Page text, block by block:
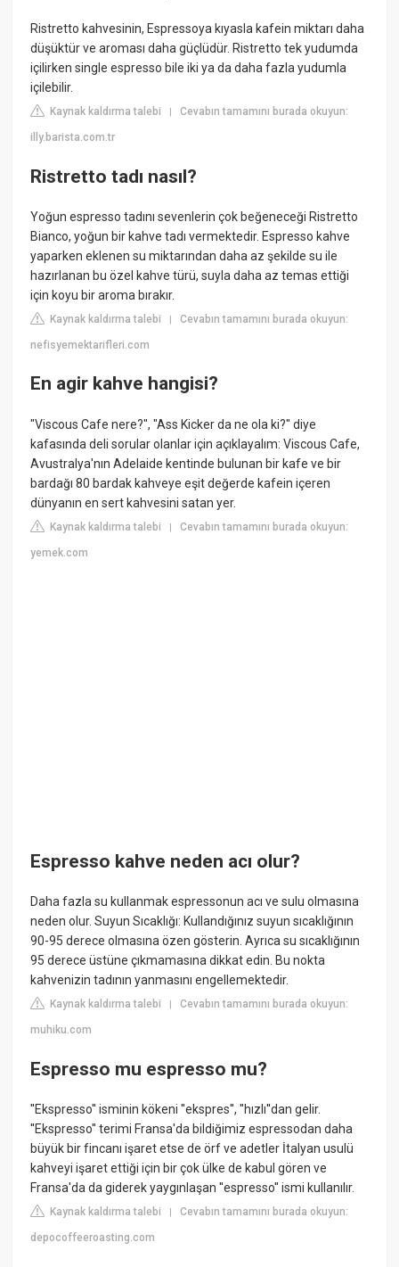
Ristretto kahvesinin, Espressoya kıyasla kafein miktarı daha
düşüktür ve aroması daha güçlüdür. Ristretto tek yudumda
içilirken single espresso bile iki ya da daha fazla yudumla
içilebilir.
Kaynak kaldırma talebi |Cevabın tamamını burada okuyun:
illy.barista.com.tr
Ristretto tadı nasıl?
Yoğun espresso tadını sevenlerin çok beğeneceği Ristretto
Bianco, yoğun bir kahve tadı vermektedir. Espresso kahve
yaparken eklenen su miktarından daha az şekilde su ile
hazırlanan bu özel kahve türü, suyla daha az temas ettiği
için koyu bir aroma bırakır.
Kaynak kaldırma talebi |Cevabın tamamını burada okuyun:
nefisyemektarifleri.com
En agir kahve hangisi?
"Viscous Cafe nere?", "Ass Kicker da ne ola ki?" diye
kafasında deli sorular olanlar için açıklayalım: Viscous Cafe,
Avustralya'nın Adelaide kentinde bulunan bir kafe ve bir
bardağı 80 bardak kahveye eşit değerde kafein içeren
dünyanın en sert kahvesini satan yer.
Kaynak kaldırma talebi |Cevabın tamamını burada okuyun:
yemek.com
Espresso kahve neden acı olur?
Daha fazla su kullanmak espressonun acı ve sulu olmasına
neden olur. Suyun Sıcaklığı: Kullandığınız suyun sıcaklığının
90-95 derece olmasına özen gösterin. Ayrıca su sıcaklığının
95 derece üstüne çıkmamasına dikkat edin. Bu nokta
kahvenizin tadının yanmasını engellemektedir.
Kaynak kaldırma talebi |Cevabın tamamını burada okuyun:
muhiku.com
Espresso mu espresso mu?
''Ekspresso'' isminin kökeni ''ekspres'', ''hızlı''dan gelir.
''Ekspresso'' terimi Fransa'da bildiğimiz espressodan daha
büyük bir fincanı işaret etse de örf ve adetler İtalyan usulü
kahveyi işaret ettiği için bir çok ülke de kabul gören ve
Fransa'da da giderek yaygınlaşan ''espresso'' ismi kullanılır.
Kaynak kaldırma talebi |Cevabın tamamını burada okuyun:
depocoffeeroasting.com